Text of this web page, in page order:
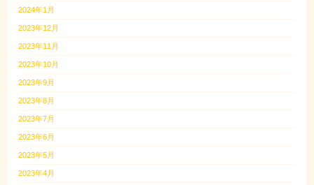
2024年1月
2023年12月
2023年11月
2023年10月
2023年9月
2023年8月
2023年7月
2023年6月
2023年5月
2023年4月